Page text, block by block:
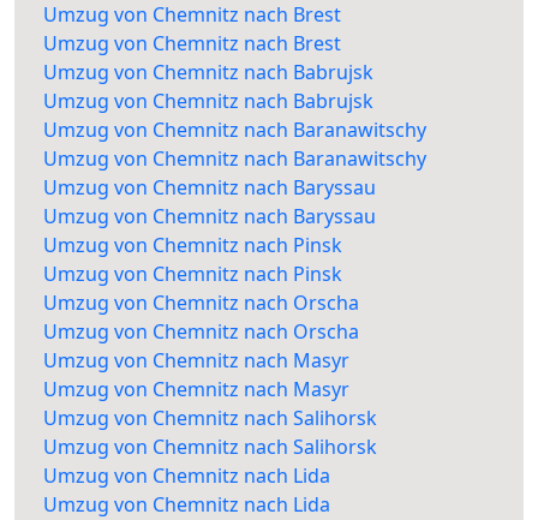
Umzug von Chemnitz nach Brest
Umzug von Chemnitz nach Brest
Umzug von Chemnitz nach Babrujsk
Umzug von Chemnitz nach Babrujsk
Umzug von Chemnitz nach Baranawitschy
Umzug von Chemnitz nach Baranawitschy
Umzug von Chemnitz nach Baryssau
Umzug von Chemnitz nach Baryssau
Umzug von Chemnitz nach Pinsk
Umzug von Chemnitz nach Pinsk
Umzug von Chemnitz nach Orscha
Umzug von Chemnitz nach Orscha
Umzug von Chemnitz nach Masyr
Umzug von Chemnitz nach Masyr
Umzug von Chemnitz nach Salihorsk
Umzug von Chemnitz nach Salihorsk
Umzug von Chemnitz nach Lida
Umzug von Chemnitz nach Lida